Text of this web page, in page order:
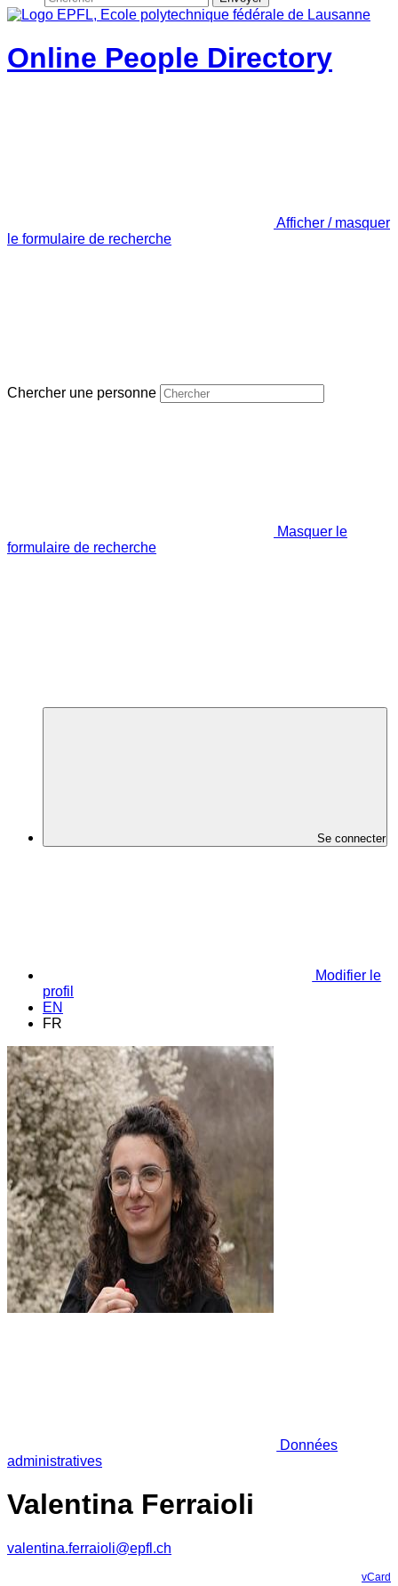
Online People Directory
Afficher / masquer
le formulaire de recherche
Chercher une personne
Masquer le
formulaire de recherche
Se connecter
Modifier le
profil
EN
FR
Données
administratives
Valentina Ferraioli
valentina.ferraioli@epfl.ch
vCard